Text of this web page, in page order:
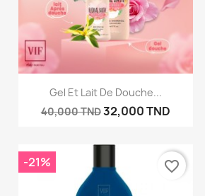
Aperçu rapide
Gel Et Lait De Douche...
40,000 TND32,000 TND
-21% favorite_border
Nom de la liste d'envies